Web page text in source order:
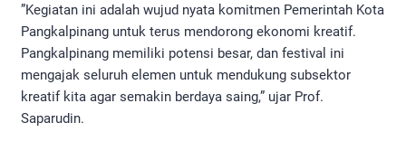
​”Kegiatan ini adalah wujud nyata komitmen Pemerintah Kota
Pangkalpinang untuk terus mendorong ekonomi kreatif.
Pangkalpinang memiliki potensi besar, dan festival ini
mengajak seluruh elemen untuk mendukung subsektor
kreatif kita agar semakin berdaya saing,” ujar Prof.
Saparudin.